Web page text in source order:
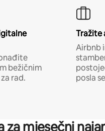
bežičnim
rad.
Tražite
Airbnb
posla
za mjesečni